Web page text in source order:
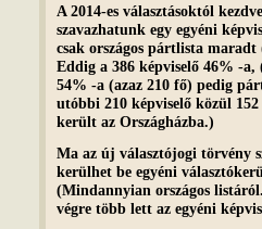
A 2014-es választásoktól
szavazhatunk egy egyéni
csak országos pártlista
Eddig a 386 képviselő 46% -a,
54% -a (azaz 210 fő) pedig
utóbbi 210 képviselő közül
került az Országházba.)
Ma az új választójogi törvény
kerülhet be egyéni
(Mindannyian országos
végre több lett az egyéni